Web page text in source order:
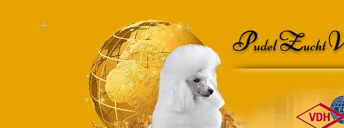
PudelZucht